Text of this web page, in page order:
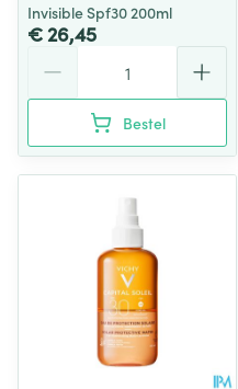
Invisible Spf30 200ml
€ 26,45
Bestel